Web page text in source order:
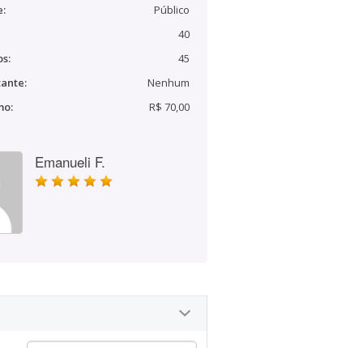
Público
40
45
Nenhum
R$ 70,00
Emanueli F.